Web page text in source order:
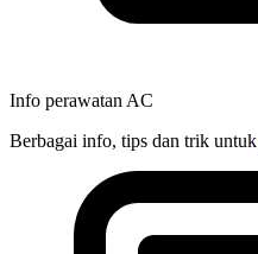
Info perawatan AC
Berbagai info, tips dan trik untuk